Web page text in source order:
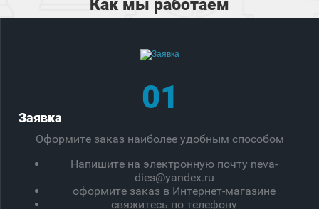
Как мы работаем
01
Заявка
Оформите заказ наиболее удобным способом
Напишите на электронную почту neva-
dies@yandex.ru
оформите заказ в Интернет-магазине
свяжитесь по телефону